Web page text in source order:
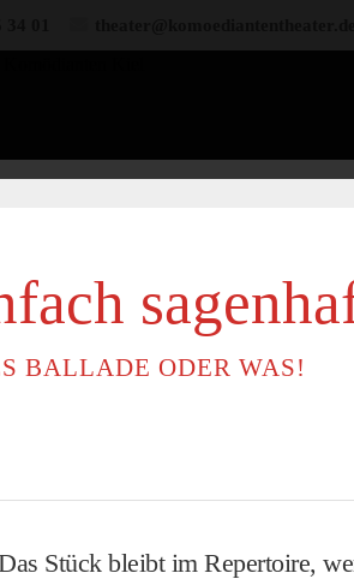
BALLADE ODER WAS!
Stück bleibt im Repertoire,